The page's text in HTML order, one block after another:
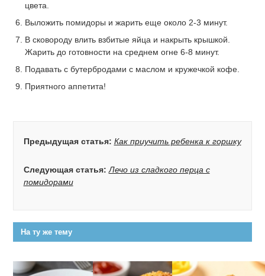
цвета.
Выложить помидоры и жарить еще около 2-3 минут.
В сковороду влить взбитые яйца и накрыть крышкой.
Жарить до готовности на среднем огне 6-8 минут.
Подавать с бутербродами с маслом и кружечкой кофе.
Приятного аппетита!
Предыдущая статья: Как приучить ребенка к горшку
Следующая статья: Лечо из сладкого перца с
помидорами
На ту же тему